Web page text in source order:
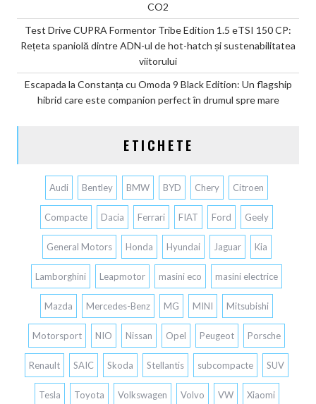
CO2
Test Drive CUPRA Formentor Tribe Edition 1.5 eTSI 150 CP:
Rețeta spaniolă dintre ADN-ul de hot-hatch și sustenabilitatea
viitorului
Escapada la Constanța cu Omoda 9 Black Edition: Un flagship
hibrid care este companion perfect în drumul spre mare
ETICHETE
Audi Bentley BMW BYD Chery Citroen
Compacte Dacia Ferrari FIAT Ford Geely
General Motors Honda Hyundai Jaguar Kia
Lamborghini Leapmotor masini eco masini electrice
Mazda Mercedes-Benz MG MINI Mitsubishi
Motorsport NIO Nissan Opel Peugeot Porsche
Renault SAIC Skoda Stellantis subcompacte SUV
Tesla Toyota Volkswagen Volvo VW Xiaomi